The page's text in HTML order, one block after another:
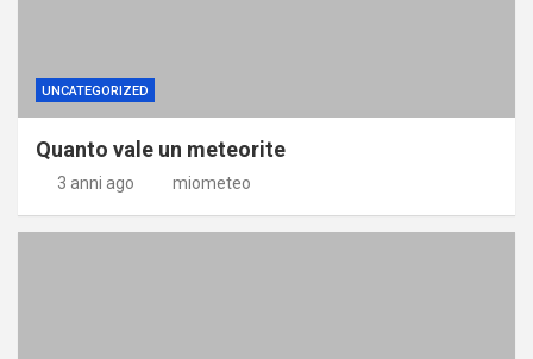
UNCATEGORIZED
Quanto vale un meteorite
3 anni ago miometeo